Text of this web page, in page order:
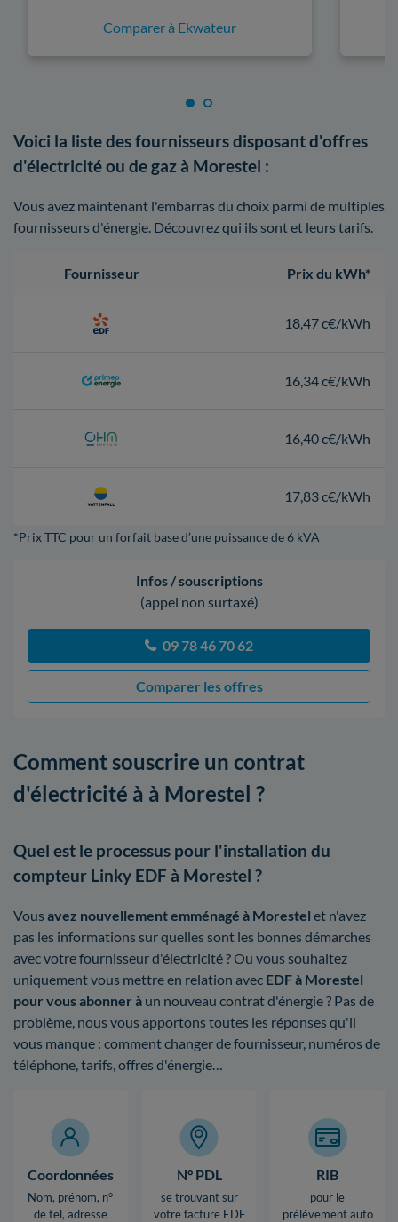
Comparer à Ekwateur
Voici la liste des fournisseurs disposant d'offres
d'électricité ou de gaz à Morestel :
Vous avez maintenant l'embarras du choix parmi de multiples
fournisseurs d'énergie. Découvrez qui ils sont et leurs tarifs.
Fournisseur Prix du kWh*
18,47 c€/kWh
16,34 c€/kWh
16,40 c€/kWh
17,83 c€/kWh
*Prix TTC pour un forfait base d’une puissance de 6 kVA
Infos / souscriptions
(appel non surtaxé)
09 78 46 70 62
Comparer les offres
Comment souscrire un contrat
d'électricité à à Morestel ?
Quel est le processus pour l'installation du
compteur Linky EDF à Morestel ?
Vous avez nouvellement emménagé à Morestel et n'avez
pas les informations sur quelles sont les bonnes démarches
avec votre fournisseur d'électricité ? Ou vous souhaitez
uniquement vous mettre en relation avec EDF à Morestel
pour vous abonner à un nouveau contrat d'énergie ? Pas de
problème, nous vous apportons toutes les réponses qu'il
vous manque : comment changer de fournisseur, numéros de
téléphone, tarifs, offres d'énergie…
Coordonnées
Nom, prénom, n°
de tel, adresse
N° PDL
se trouvant sur
votre facture EDF
RIB
pour le
prélèvement auto